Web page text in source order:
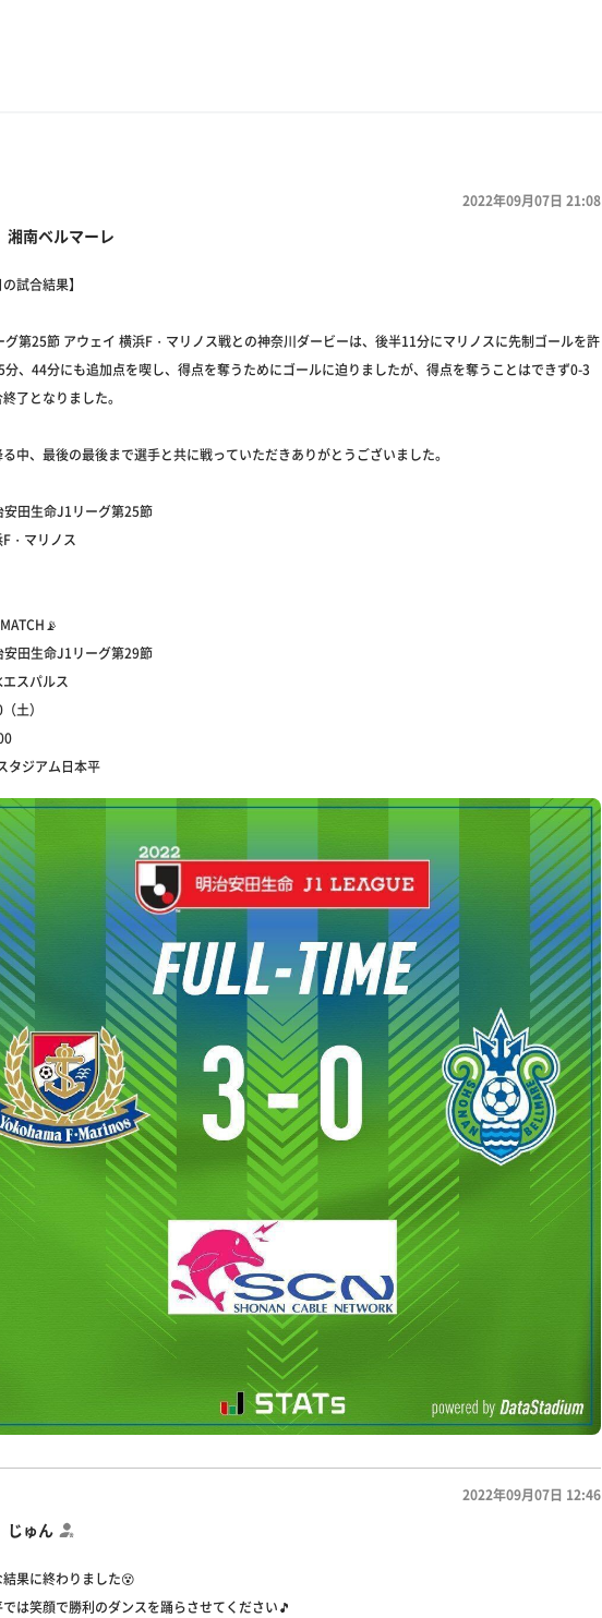
湘南ベルマーレ
2022年09月07日 21:08
の試合結果】
グ第25節 アウェイ 横浜F・マリノス戦との神奈川ダービーは、後半11分にマリノスに先制ゴールを許
分、44分にも追加点を喫し、得点を奪うためにゴールに迫りましたが、得点を奪うことはできず0-3
了となりました。
中、最後の最後まで選手と共に戦っていただきありがとうございました。
安田生命J1リーグ第25節
・マリノス
安田生命J1リーグ第29節
スパルス
土）
ジアム日本平
じゅん
2022年09月07日 12:46
果に終わりました😵
では笑顔で勝利のダンスを踊らさせてください🎵